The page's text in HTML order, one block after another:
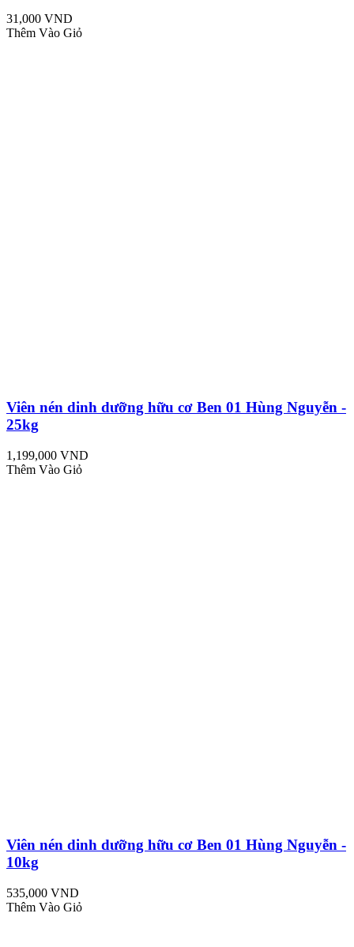
31,000 VND
Thêm Vào Giỏ
Viên nén dinh dưỡng hữu cơ Ben 01 Hùng Nguyễn -
25kg
1,199,000 VND
Thêm Vào Giỏ
Viên nén dinh dưỡng hữu cơ Ben 01 Hùng Nguyễn -
10kg
535,000 VND
Thêm Vào Giỏ